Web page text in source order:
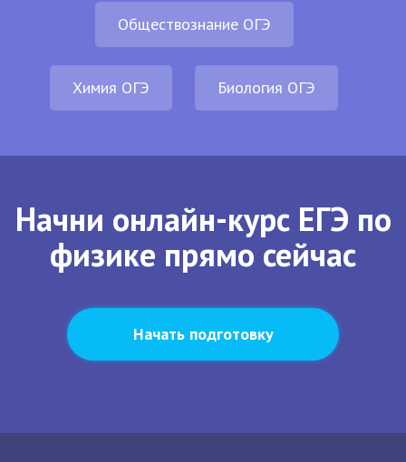
Обществознание ОГЭ
Химия ОГЭ Биология ОГЭ
Начни онлайн-курс ЕГЭ по
физике прямо сейчас
Начать подготовку